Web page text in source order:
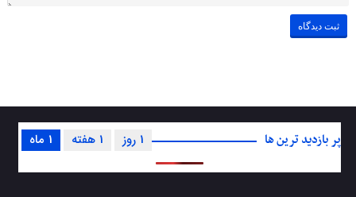
پر بازدید ترین ها 1 ماه 1 هفته 1 روز